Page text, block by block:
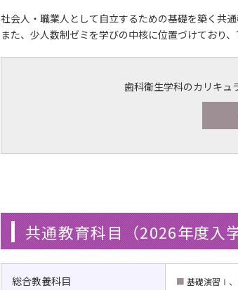
社会人・職業人として自立するための基礎を築く共
また、少人数制ゼミを学びの中核に位置づけており
歯科衛生学科のカリキュ
共通教育科目（2026年度入
総合教養科目 ■ 基礎演習Ⅰ